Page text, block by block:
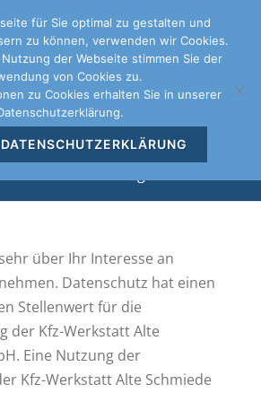
über Ihr Interesse an
Datenschutz hat einen
Stellenwert für die
der Kfz-Werkstatt Alte
Eine Nutzung der
Kfz-Werkstatt Alte Schmiede
für Sie optimal zu gestalten und
zu können, verwenden wir Cookies.
der Webseite stimmen Sie der
von Cookies zu.
zu Cookies erhalten Sie in unserer
DATENSCHUTZERKLÄRUNG